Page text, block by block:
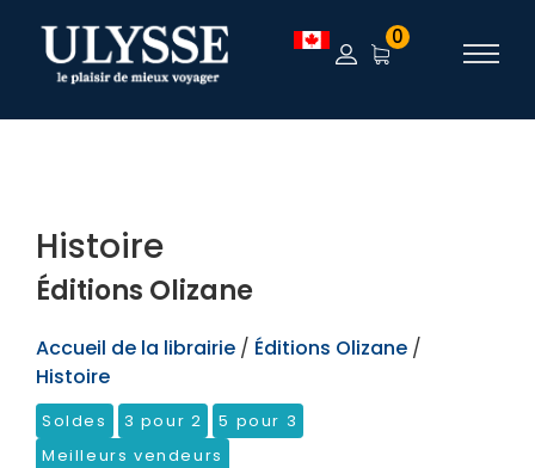
TEST 0
Histoire
Éditions Olizane
Accueil de la librairie / Éditions Olizane /
Histoire
Soldes 3 pour 2
5 pour 3
Meilleurs vendeurs